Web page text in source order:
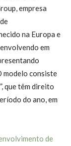
empresa
na Europa e
em
modelo consiste
que têm direito
do ano, em
de